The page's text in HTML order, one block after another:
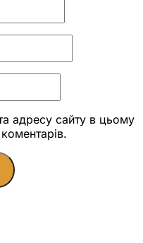
адресу сайту в цьому